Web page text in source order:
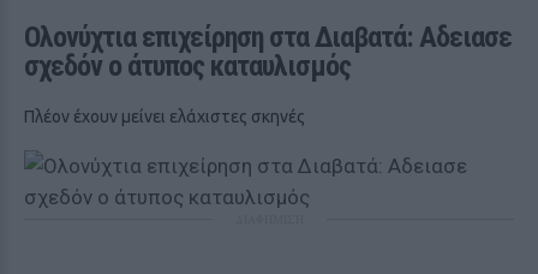
Ολονύχτια επιχείρηση στα Διαβατά: Αδειασε
σχεδόν ο άτυπος καταυλισμός
Πλέον έχουν μείνει ελάχιστες σκηνές